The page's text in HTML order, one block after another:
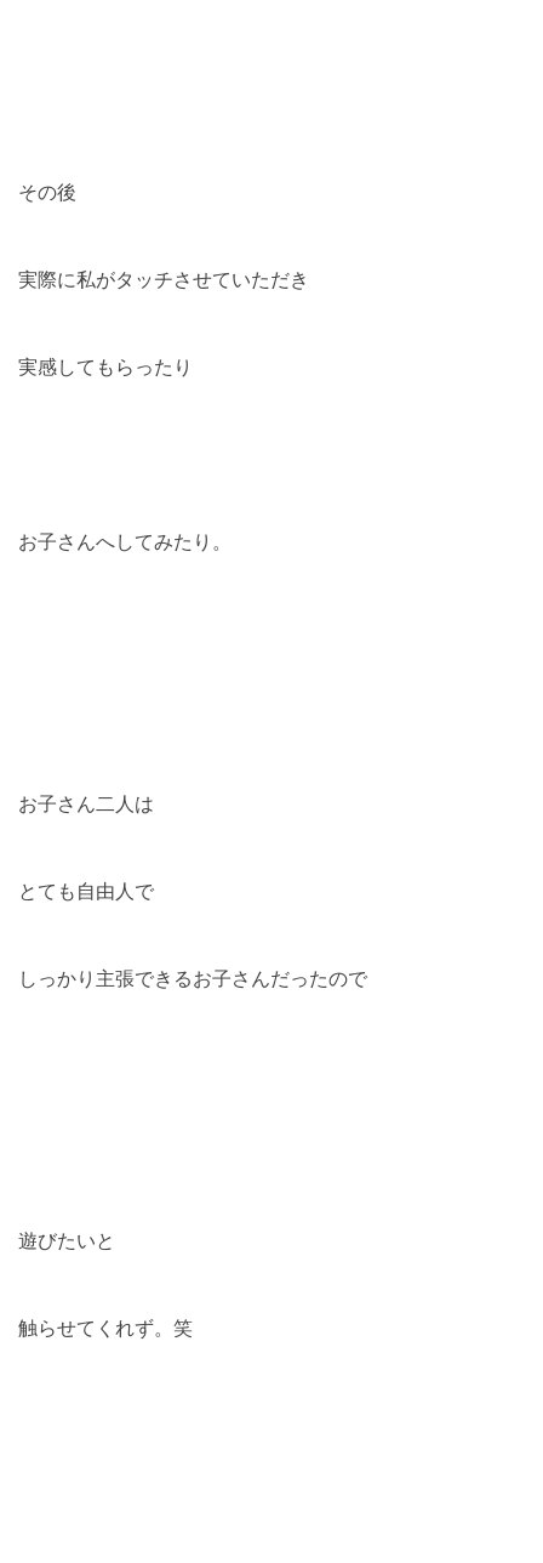
その後
実際に私がタッチさせていただき
実感してもらったり
お子さんへしてみたり。
お子さん二人は
とても自由人で
しっかり主張できるお子さんだったので
遊びたいと
触らせてくれず。笑